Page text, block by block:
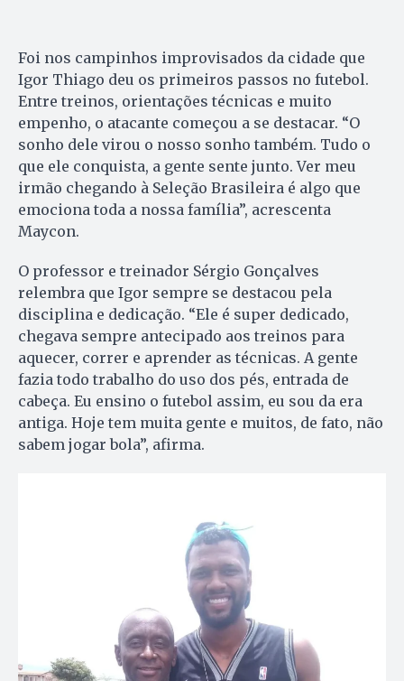
Foi nos campinhos improvisados da cidade que
Igor Thiago deu os primeiros passos no futebol.
Entre treinos, orientações técnicas e muito
empenho, o atacante começou a se destacar. “O
sonho dele virou o nosso sonho também. Tudo o
que ele conquista, a gente sente junto. Ver meu
irmão chegando à Seleção Brasileira é algo que
emociona toda a nossa família”, acrescenta
Maycon.
O professor e treinador Sérgio Gonçalves
relembra que Igor sempre se destacou pela
disciplina e dedicação. “Ele é super dedicado,
chegava sempre antecipado aos treinos para
aquecer, correr e aprender as técnicas. A gente
fazia todo trabalho do uso dos pés, entrada de
cabeça. Eu ensino o futebol assim, eu sou da era
antiga. Hoje tem muita gente e muitos, de fato, não
sabem jogar bola”, afirma.